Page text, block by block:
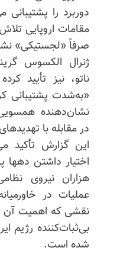
دوربرد را
مقامات اروپایی
صرفاً «لجستیکی»
ژنرال الکسوس
ناتو، نیز تأیید
«به‌شدت پشتیبانی
نشان‌دهنده
در مقابله با
این گزارش تأکید
اختیار داشتن دهها
هزاران نیروی
عملیات در
نقشی که اهمیت آن
بی‌ثبات‌کننده رژیم
شده است.